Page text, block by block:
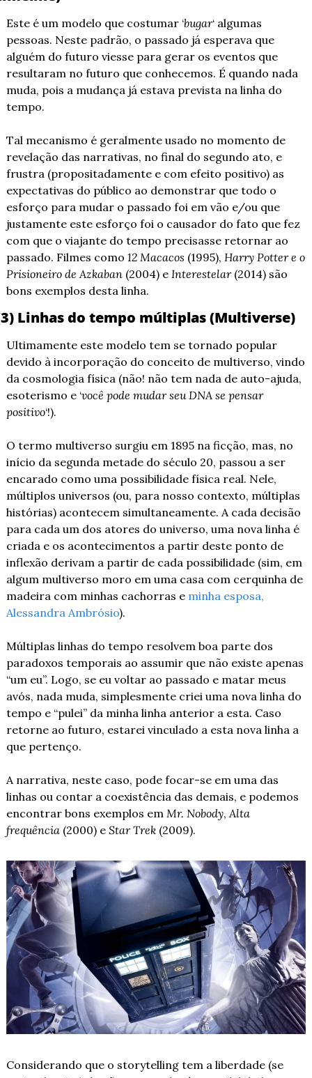
Este é um modelo que costumar ‘bugar‘ algumas
pessoas. Neste padrão, o passado já esperava que
alguém do futuro viesse para gerar os eventos que
resultaram no futuro que conhecemos. É quando nada
muda, pois a mudança já estava prevista na linha do
tempo.
Tal mecanismo é geralmente usado no momento de
revelação das narrativas, no final do segundo ato, e
frustra (propositadamente e com efeito positivo) as
expectativas do público ao demonstrar que todo o
esforço para mudar o passado foi em vão e/ou que
justamente este esforço foi o causador do fato que fez
com que o viajante do tempo precisasse retornar ao
passado. Filmes como 12 Macacos (1995), Harry Potter e o
Prisioneiro de Azkaban (2004) e Interestelar (2014) são
bons exemplos desta linha.
Linhas do tempo múltiplas (Multiverse)
Ultimamente este modelo tem se tornado popular
devido à incorporação do conceito de multiverso, vindo
da cosmologia física (não! não tem nada de auto-ajuda,
esoterismo e ‘você pode mudar seu DNA se pensar
positivo‘!).
O termo multiverso surgiu em 1895 na ficção, mas, no
início da segunda metade do século 20, passou a ser
encarado como uma possibilidade física real. Nele,
múltiplos universos (ou, para nosso contexto, múltiplas
histórias) acontecem simultaneamente. A cada decisão
para cada um dos atores do universo, uma nova linha é
criada e os acontecimentos a partir deste ponto de
inflexão derivam a partir de cada possibilidade (sim, em
algum multiverso moro em uma casa com cerquinha de
madeira com minhas cachorras e minha esposa,
Alessandra Ambrósio).
Múltiplas linhas do tempo resolvem boa parte dos
paradoxos temporais ao assumir que não existe apenas
“um eu”. Logo, se eu voltar ao passado e matar meus
avós, nada muda, simplesmente criei uma nova linha do
tempo e “pulei” da minha linha anterior a esta. Caso
retorne ao futuro, estarei vinculado a esta nova linha a
que pertenço.
A narrativa, neste caso, pode focar-se em uma das
linhas ou contar a coexistência das demais, e podemos
encontrar bons exemplos em Mr. Nobody, Alta
frequência (2000) e Star Trek (2009).
Considerando que o storytelling tem a liberdade (se